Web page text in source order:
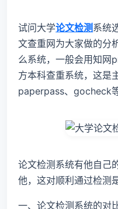
试问大学论文检测系统
文查重网为大家做的分
么系统，一般会用知网
方本科查重系统，这是
paperpass、gocheck
论文检测系统有他自己
他，这对顺利通过检测
一、论文检测系统的对